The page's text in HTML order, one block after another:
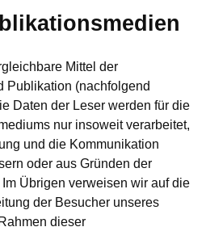
Mittel der
Publikation (nachfolgend
Daten der Leser werden für die
nur insoweit verarbeitet,
und die Kommunikation
oder aus Gründen der
Übrigen verweisen wir auf die
der Besucher unseres
dieser